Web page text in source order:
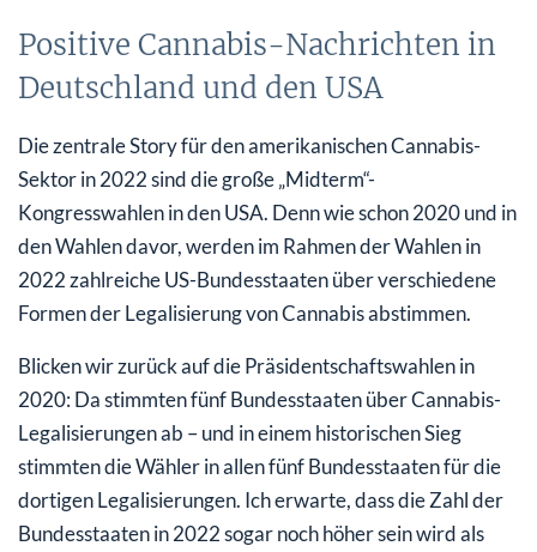
Positive Cannabis-Nachrichten in
Deutschland und den USA
Die zentrale Story für den amerikanischen Cannabis-
Sektor in 2022 sind die große „Midterm“-
Kongresswahlen in den USA. Denn wie schon 2020 und in
den Wahlen davor, werden im Rahmen der Wahlen in
2022 zahlreiche US-Bundesstaaten über verschiedene
Formen der Legalisierung von Cannabis abstimmen.
Blicken wir zurück auf die Präsidentschaftswahlen in
2020: Da stimmten fünf Bundesstaaten über Cannabis-
Legalisierungen ab – und in einem historischen Sieg
stimmten die Wähler in allen fünf Bundesstaaten für die
dortigen Legalisierungen. Ich erwarte, dass die Zahl der
Bundesstaaten in 2022 sogar noch höher sein wird als